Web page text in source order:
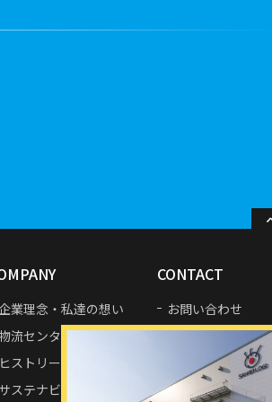
業理念・私達の想い
流センター・拠点紹介
ストリー
ステナビリティ
CONTACT
お問い合わせ
プライバシーポリ